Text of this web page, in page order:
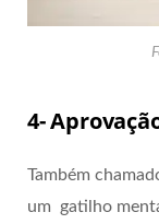
4-
Também
um gatilho